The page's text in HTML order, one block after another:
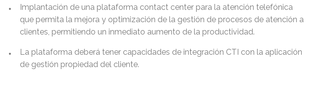
•
Implantación de una plataforma contact center para la atención telefónica
que permita la mejora y optimización de la gestión de procesos de atención a
clientes, permitiendo un inmediato aumento de la productividad.
•
La plataforma deberá tener capacidades de integración CTI con la aplicación
de gestión propiedad del cliente.